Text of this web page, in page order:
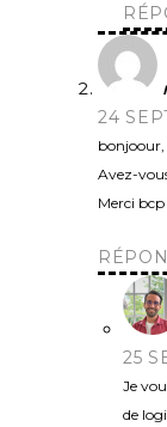
24
bonjoour,
Avez-
Merci bcp
25
Je
de